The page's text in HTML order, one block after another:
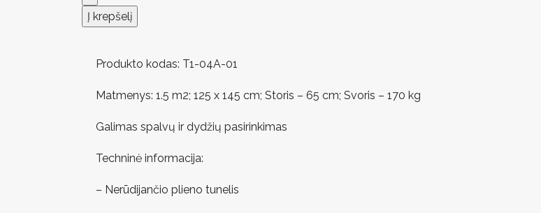
Į krepšelį
Produkto kodas: T1-04A-01
Matmenys: 1.5 m2; 125 x 145 cm; Storis – 65 cm; Svoris – 170 kg
Galimas spalvų ir dydžių pasirinkimas
Techninė informacija:
– Nerūdijančio plieno tunelis